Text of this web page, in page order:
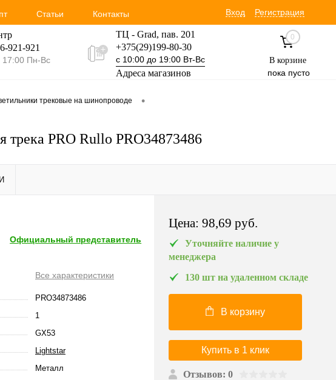
Статьи Контакты Вход Регистрация
921-921
17:00 Пн-Вс
ТЦ - Grad, пав. 201
+375(29)199-80-30
с 10:00 до 19:00 Вт-Вс
Адреса магазинов
+375(29)354-30-60
0
В корзине
пока пусто
трековые на шинопроводе •
PRO Rullo PRO34873486
Официальный представитель
Все характеристики
PRO34873486
1
GX53
Lightstar
Металл
Цена: 98,69 pуб.
Уточняйте наличие у
менеджера
130 шт на удаленном складе
В корзину
Купить в 1 клик
Отзывов: 0